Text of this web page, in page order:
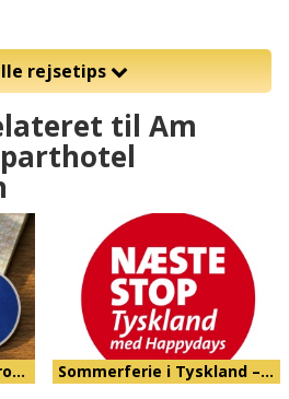
rejsetips
til Am
Sommerferie i Tyskland –…